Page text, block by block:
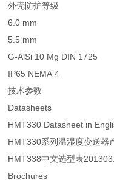
外壳防护等级
6.0 mm
5.5 mm
G-AlSi 10 Mg DIN 1725
IP65 NEMA 4
技术参数
Datasheets
HMT330 Datasheet in
HMT330系列温湿度变送器
HMT338中文选型表
Brochures